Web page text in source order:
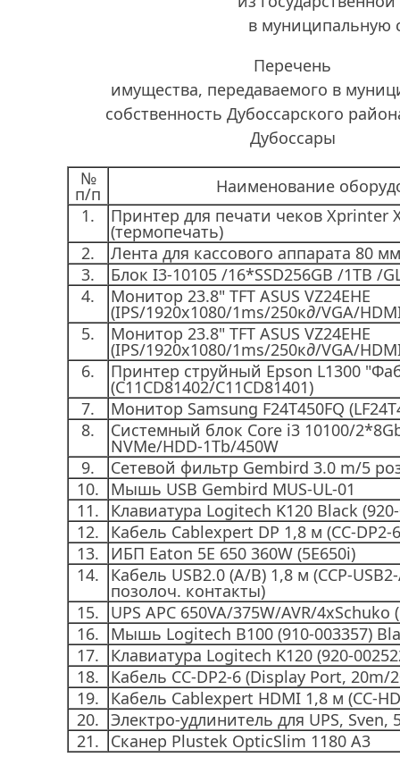
в муниципальную
Перечень
имущества, передаваемого в
собственность Дубоссарского
Дубоссары
№
п/п
Наименование
1.
Принтер для печати чеков Xprinter
(термопечать)
2.
Лента для кассового аппарата 80
3.
Блок I3-10105 /16*SSD256GB /1TB /
4.
Монитор 23.8" TFT ASUS VZ24EHE
(IPS/1920x1080/1ms/250кд/VGA/
5.
Монитор 23.8" TFT ASUS VZ24EHE
(IPS/1920x1080/1ms/250кд/VGA/
6.
Принтер струйный Epson L1300
(C11CD81402/C11CD81401)
7.
Монитор Samsung F24T450FQ
8.
Системный блок Core i3 10100/
NVMe/HDD-1Tb/450W
9.
Сетевой фильтр Gembird 3.0 m/5
10.
Мышь USB Gembird MUS-UL-01
11.
Клавиатура Logitech K120 Black
12.
Кабель Cablexpert DP 1,8 м (CC-DP2-
13.
ИБП Eaton 5E 650 360W (5E650i)
14.
Кабель USB2.0 (A/B) 1,8 м (CCP-
позолоч. контакты)
15.
UPS APC 650VA/375W/AVR/4xSchuko
16.
Мышь Logitech B100 (910-003357)
17.
Клавиатура Logitech K120 (920-
18.
Кабель СС-DP2-6 (Display Port, 20m/
19.
Кабель Cablexpert HDMI 1,8 м (CC-
20. Электро-удлинитель для UPS, Sven,
21.
Сканер Plustek OpticSlim 1180 A3